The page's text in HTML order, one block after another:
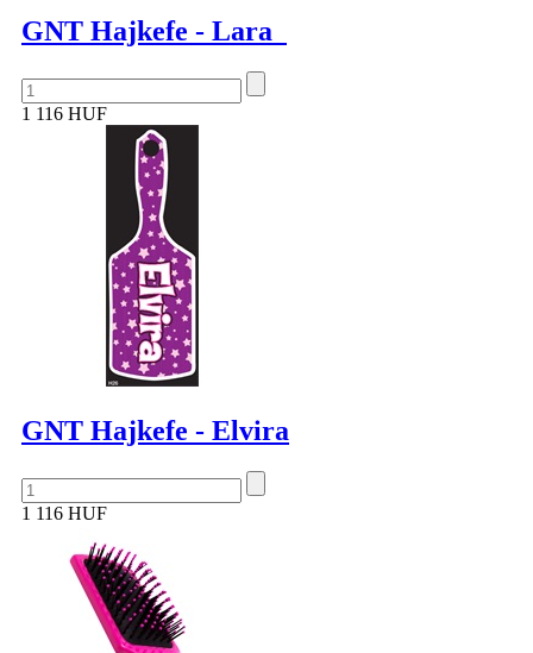
GNT Hajkefe - Lara
1 116 HUF
GNT Hajkefe - Elvira
1 116 HUF